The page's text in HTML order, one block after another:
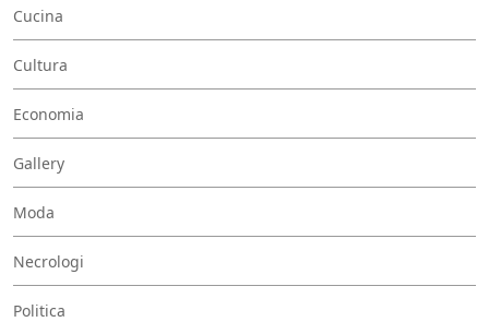
Cucina
Cultura
Economia
Gallery
Moda
Necrologi
Politica